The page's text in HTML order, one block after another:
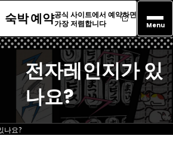
숙박 예약공식 사이트에서 예약하면
가장 저렴합니다
Menu
전자레인지가 있
나요?
나요?